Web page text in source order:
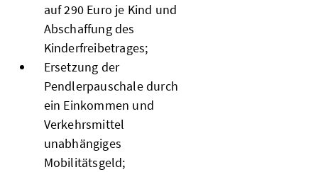
auf 290 Euro je Kind und
Abschaffung des
Kinderfreibetrages;
Ersetzung der
Pendlerpauschale durch
ein Einkommen und
Verkehrsmittel
unabhängiges
Mobilitätsgeld;